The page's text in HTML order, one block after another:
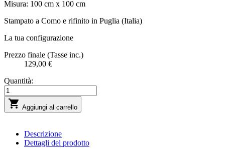
Misura: 100 cm x 100 cm
Stampato a Como e rifinito in Puglia (Italia)
La tua configurazione
Prezzo finale (Tasse inc.)
129,00 €
Quantità:
 Aggiungi al carrello
Descrizione
Dettagli del prodotto